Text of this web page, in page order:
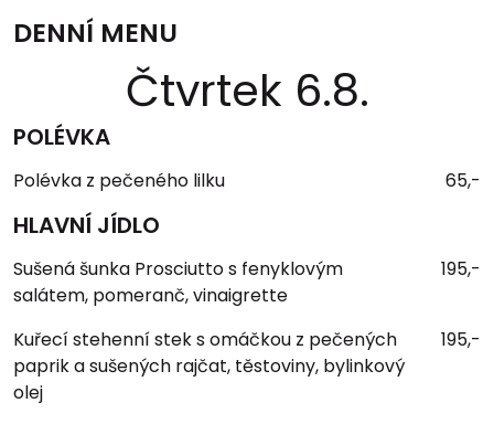
DENNÍ MENU
Čtvrtek 6.8.
POLÉVKA
Polévka z pečeného lilku 65,-
HLAVNÍ JÍDLO
Sušená šunka Prosciutto s fenyklovým
salátem, pomeranč, vinaigrette
195,-
Kuřecí stehenní stek s omáčkou z pečených
paprik a sušených rajčat, těstoviny, bylinkový
olej
195,-